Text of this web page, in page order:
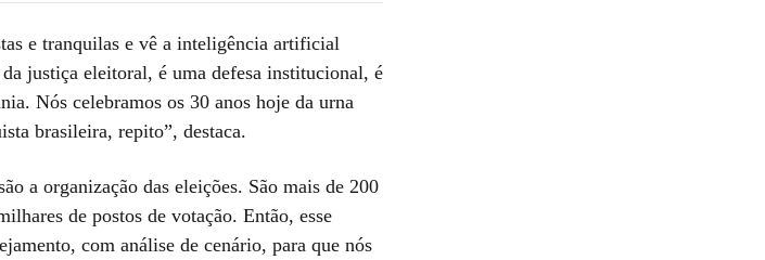
e tranquilas e vê a inteligência artificial
justiça eleitoral, é uma defesa institucional, é
Nós celebramos os 30 anos hoje da urna
brasileira, repito”, destaca.
a organização das eleições. São mais de 200
de postos de votação. Então, esse
com análise de cenário, para que nós